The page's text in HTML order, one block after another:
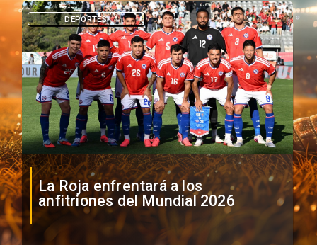
La Roja enfrentará a los
anfitriones del Mundial 2026
DEPORTES